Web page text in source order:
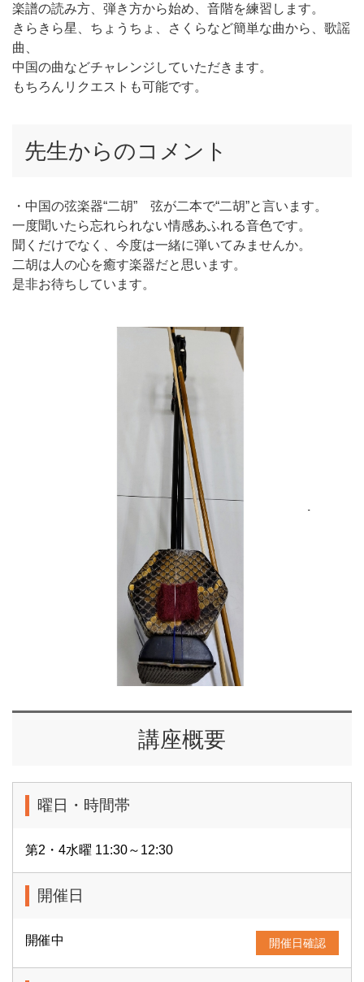
楽譜の読み方、弾き方から始め、音階を練習します。
きらきら星、ちょうちょ、さくらなど簡単な曲から、歌謡
曲、
中国の曲などチャレンジしていただきます。
もちろんリクエストも可能です。
先生からのコメント
・中国の弦楽器“二胡” 弦が二本で“二胡”と言います。
一度聞いたら忘れられない情感あふれる音色です。
聞くだけでなく、今度は一緒に弾いてみませんか。
二胡は人の心を癒す楽器だと思います。
是非お待ちしています。
講座概要
曜日・時間帯
第2・4水曜 11:30～12:30
開催日
開催中 開催日確認